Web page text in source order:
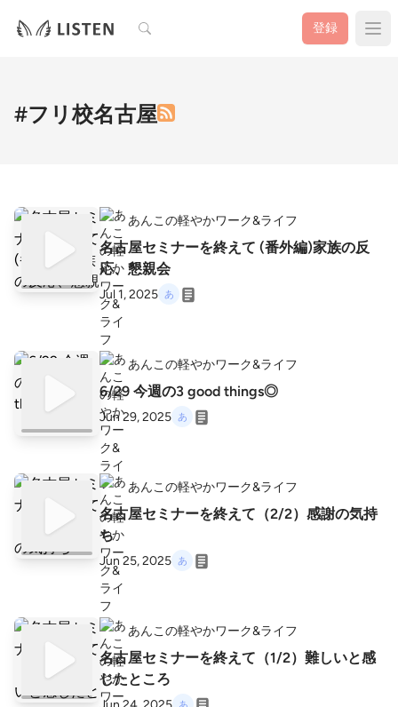
検索 登録
#フリ校名古屋
あんこの軽やかワーク&ライフ
名古屋セミナーを終えて (番外編)家族の反
応、懇親会
Jul 1, 2025
あんこの軽やかワーク&ライフ
6/29 今週の3 good things◎
Jun 29, 2025
あんこの軽やかワーク&ライフ
名古屋セミナーを終えて（2/2）感謝の気持
ち
Jun 25, 2025
あんこの軽やかワーク&ライフ
名古屋セミナーを終えて（1/2）難しいと感
じたところ